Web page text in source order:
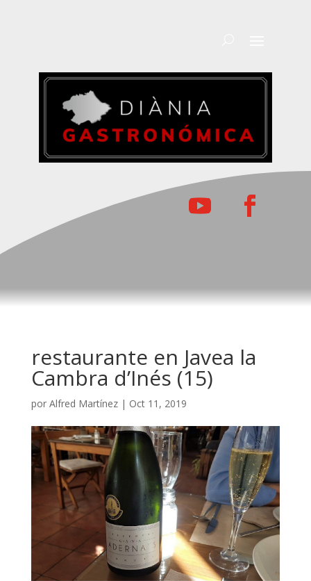
restaurante en Javea la
Cambra d’Inés (15)
por Alfred Martínez| Oct 11, 2019